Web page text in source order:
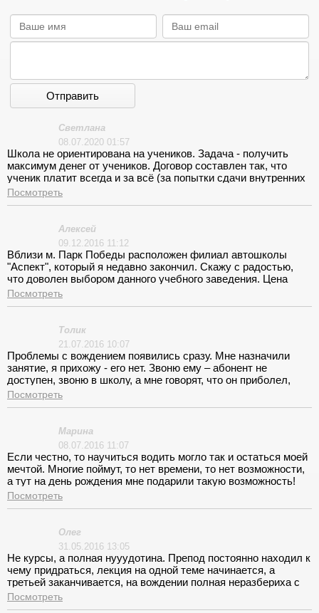
Отправить
Светлана
08.07.2020 01:57
Школа не ориентирована на учеников. Задача - получить
максимум денег от учеников. Договор составлен так, что
ученик платит всегда и за всё (за попытки сдачи внутренних
экзаменов), и не имеет права голоса. В случае чего,
Автошкола в одностороннем порядке может исключить
заинтересована в информировании и поддержке студентов.
Если сам ученик не задаст вопрос, то его никто ни о чем не
проинформирует. Проще самостоятельно выучить теорию, по
которой много бесплатных приложений, и дополнительно
индивидуально отзаниматься с преподавателем. Плохая
организация работы. Принуждение студентов платить за
пересдачи внутренних экзаменов. Специально выбраны
сложные участки дороги для сдачи внутреннего экзамена.
1 раз в 2 недели и с 1 попытки. То есть, если студент пришёл
на экзамен/зачёт и не сдал, то в следующий раз только
через 2 недели. Организация сдачи экзаменов также
оставляет желать лучшего. 3-4 часа стоять на улице в
ожидании своей очереди. Ученик изначально платит за
обучение, а школа заставляет его платить сверх
необходимого...
Посмотреть
Алексей
09.12.2016 11:12
Вблизи м. Парк Победы расположен филиал автошколы
"Аспект", который я недавно закончил. Скажу с радостью,
что доволен выбором данного учебного заведения. Цена
40000 руб. вполне оправдана. Начиная организационными
вопросами и заканчивая уровнем подготовки, всё продумано
Посмотреть
Толик
21.07.2016 10:07
Проблемы с вождением появились сразу. Мне назначили
занятие, я прихожу - его нет. Звоню ему – абонент не
доступен, звоню в школу, а мне говорят, что он приболел,
поэтому занятие отменили. И так постоянно! Нет, чтобы
предупредить!
Посмотреть
Марина
08.07.2016 11:07
Если честно, то научиться водить могло так и остаться моей
мечтой. Многие поймут, то нет времени, то нет возможности,
а тут на день рождения мне подарили такую возможность!
Переживала больше всего, что мне не подойдет расписание
занятий, но к моей радости все у них устроено и учтено на
понятно, а потом начала вникать и все более или менее
стало на свои места. Трудней всего была тема про разметку
дороги. Будучи пассажиром, никогда не замечала, что здесь
столько нюансов! Инструктором довольна, а время занятий
мне никак не подходило.
Посмотреть
Олег
31.05.2016 13:05
Не курсы, а полная нууудотина. Препод постоянно находил к
чему придраться, лекция на одной теме начинается, а
третьей заканчивается, на вождении полная неразбериха с
оплатой. Как я понял виноватых не найти, а крайним всегда
сделают тебя.
Посмотреть